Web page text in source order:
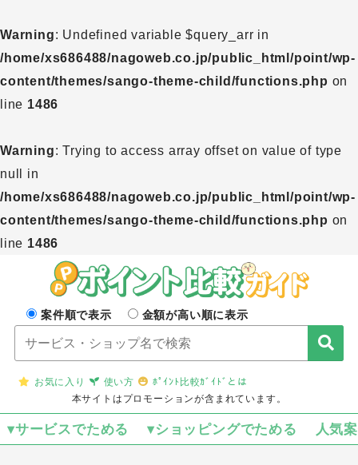
Warning: Undefined variable $query_arr in
/home/xs686488/nagoweb.co.jp/public_html/point/wp-
content/themes/sango-theme-child/functions.php on
line 1486
Warning: Trying to access array offset on value of type
null in
/home/xs686488/nagoweb.co.jp/public_html/point/wp-
content/themes/sango-theme-child/functions.php on
line 1486
案件順で表示 金額が高い順に表示
お気に入り 使い方
ﾎﾟｲﾝﾄ比較ｶﾞｲﾄﾞとは
本サイトはプロモーションが含まれています。
▾サービスでためる ▾ショッピングでためる 人気